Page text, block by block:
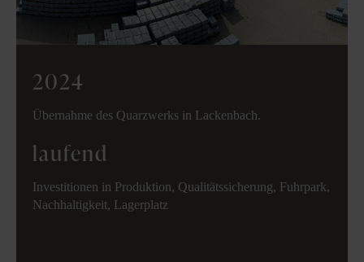
2024
Übernahme des Quarzwerks in Lackenbach.
laufend
Investitionen in Produktion, Qualitätssicherung, Fuhrpark,
Nachhaltigkeit, Lagerplatz